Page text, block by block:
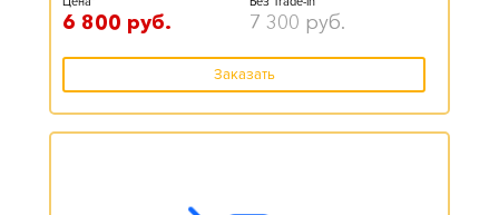
6 800 руб. 7 300 руб.
Заказать